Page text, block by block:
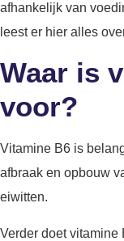
afhankelijk van
leest er hier alles
Waar is
voor?
Vitamine B6 is
afbraak en opbouw
eiwitten.
Verder doet vitamine